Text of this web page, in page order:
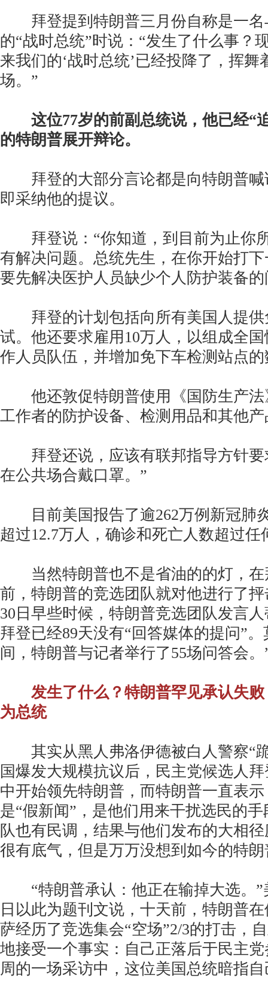
拜登提到特朗普三月份自称是一名
的“战时总统”时说：“发生了什么事？
来我们的‘战时总统’已经投降了，挥舞
场。”
这位77岁的前副总统说，他已经“
的特朗普展开辩论。
拜登的大部分言论都是向特朗普喊
即采纳他的提议。
拜登说：“你知道，到目前为止你
有解决问题。总统先生，在你开始打
要先解决医护人员缺少个人防护装备的
拜登的计划包括向所有美国人提供
试。他还要求雇用10万人，以组成全
作人员队伍，并增加免下车检测站点
他还敦促特朗普使用《国防生产法
工作者的防护设备、检测用品和其他
拜登还说，应该有联邦指导方针要
在公共场合戴口罩。”
目前美国报告了逾262万例新冠肺
超过12.7万人，确诊和死亡人数超过任
当然特朗普也不是省油的的灯，在
前，特朗普的竞选团队就对他进行了
30日早些时候，特朗普竞选团队发言
拜登已经89天没有“回答媒体的提问”
间，特朗普与记者举行了55场问答会。
发生了什么？特朗普罕见承认失
为总统
其实从黑人弗洛伊德被白人警察“
国爆发大规模抗议后，民主党候选人
中开始领先特朗普，而特朗普一直表
是“假新闻”，是他们用来干扰选民的
队也有民调，结果与他们发布的大相
很有底气，但是万万没想到如今的特
“特朗普承认：他正在输掉大选。”
日以此为题刊文说，十天前，特朗普
萨经历了竞选集会“空场”2/3的打击，
地接受一个事实：自己正落后于民主
周的一场采访中，这位美国总统暗指